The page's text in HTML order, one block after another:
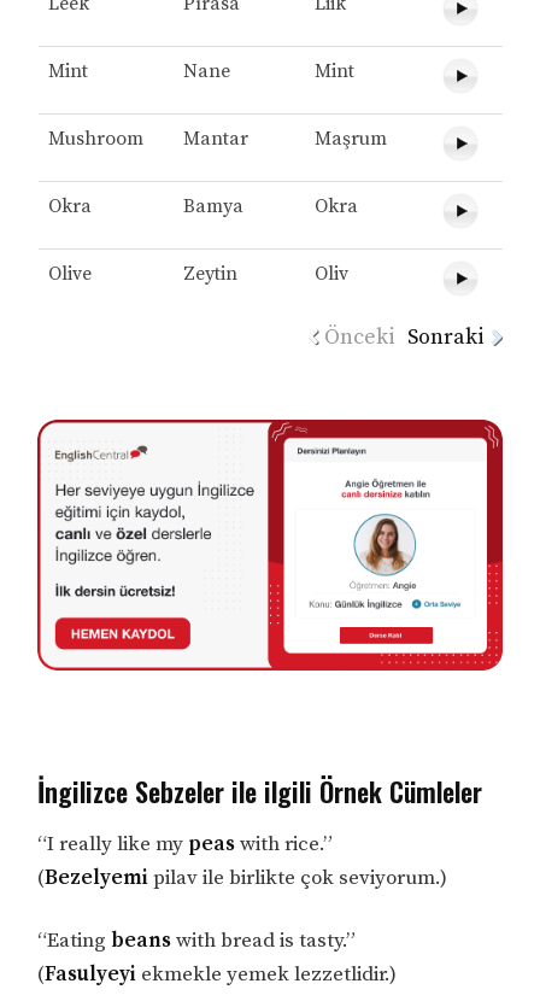
Mint Nane Mint
Mushroom Mantar Maşrum
Okra Bamya Okra
Olive Zeytin Oliv
Önceki Sonraki
İngilizce Sebzeler ile ilgili Örnek Cümleler
“I really like my peaswith rice.”
(Bezelyemipilav ile birlikte çok seviyorum.)
“Eatingbeanswith bread is tasty.”
(Fasulyeyi ekmekle yemek lezzetlidir.)